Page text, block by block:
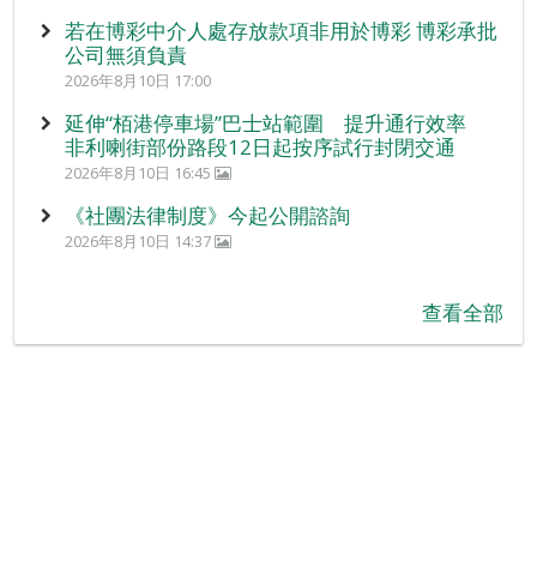
若在博彩中介人處存放款項非用於博彩 博彩承批
公司無須負責
2026年8月10日 17:00
延伸“栢港停車場”巴士站範圍 提升通行效率
非利喇街部份路段12日起按序試行封閉交通
2026年8月10日 16:45
《社團法律制度》今起公開諮詢
2026年8月10日 14:37
查看全部